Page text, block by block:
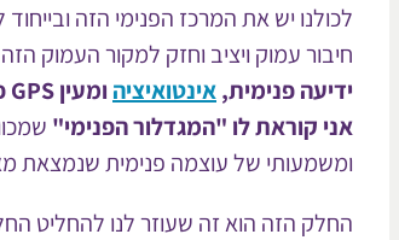
לכולנו יש את המרכז הפנימי הזה ובייחוד
חיבור עמוק ויציב וחזק למקור העמוק
ידיעה פנימית,אינטואיציה ומעין GPS פנימי כזה
אני קוראת לו "המגדלור הפנימי"
ומשמעותי של עוצמה פנימית שנמצאת
החלק הזה הוא זה שעוזר לנו להחליט